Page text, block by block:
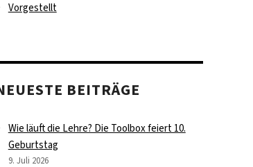
Vorgestellt
BEITRÄGE
Wie läuft die Lehre? Die Toolbox feiert 10.
Geburtstag
9. Juli 2026